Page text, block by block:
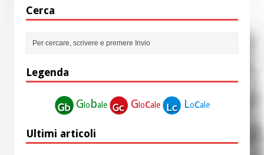
Cerca
Legenda
Globale Glocale Locale
Ultimi articoli